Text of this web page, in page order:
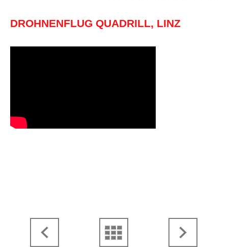
DROHNENFLUG QUADRILL, LINZ